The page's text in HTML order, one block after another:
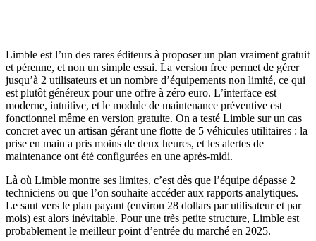
Limble est l’un des rares éditeurs à proposer un plan vraiment gratuit
et pérenne, et non un simple essai. La version free permet de gérer
jusqu’à 2 utilisateurs et un nombre d’équipements non limité, ce qui
est plutôt généreux pour une offre à zéro euro. L’interface est
moderne, intuitive, et le module de maintenance préventive est
fonctionnel même en version gratuite. On a testé Limble sur un cas
concret avec un artisan gérant une flotte de 5 véhicules utilitaires : la
prise en main a pris moins de deux heures, et les alertes de
maintenance ont été configurées en une après-midi.
Là où Limble montre ses limites, c’est dès que l’équipe dépasse 2
techniciens ou que l’on souhaite accéder aux rapports analytiques.
Le saut vers le plan payant (environ 28 dollars par utilisateur et par
mois) est alors inévitable. Pour une très petite structure, Limble est
probablement le meilleur point d’entrée du marché en 2025.